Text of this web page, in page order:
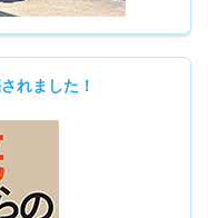
れました！